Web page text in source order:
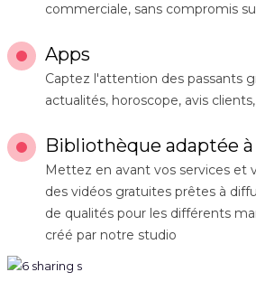
commerciale, sans compromis
Apps
Captez l'attention des passants
actualités, horoscope, avis
Bibliothèque adaptée
Mettez en avant vos services et
des vidéos gratuites prêtes à
de qualités pour les différents
créé par notre studio